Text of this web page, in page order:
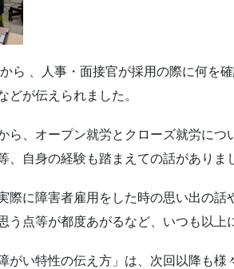
ら 、人事・面接官が採用の際に何を
どが伝えられました。
ら、オープン就労とクローズ就労につ
、自身の経験も踏まえての話がありま
際に障害者雇用をした時の思い出の話
う点等が都度あがるなど、いつも以上
がい特性の伝え方」は、次回以降も様